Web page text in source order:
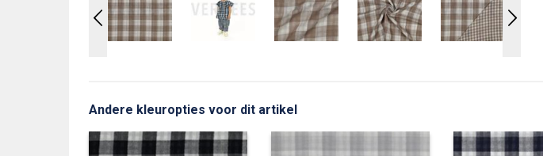
Andere kleuropties voor dit artikel